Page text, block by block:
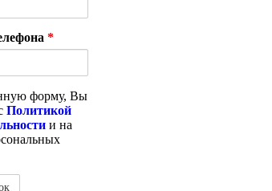
*
форму, Вы
Политикой
и на